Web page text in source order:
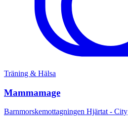
Träning & Hälsa
Mammamage
Barnmorskemottagningen Hjärtat - City